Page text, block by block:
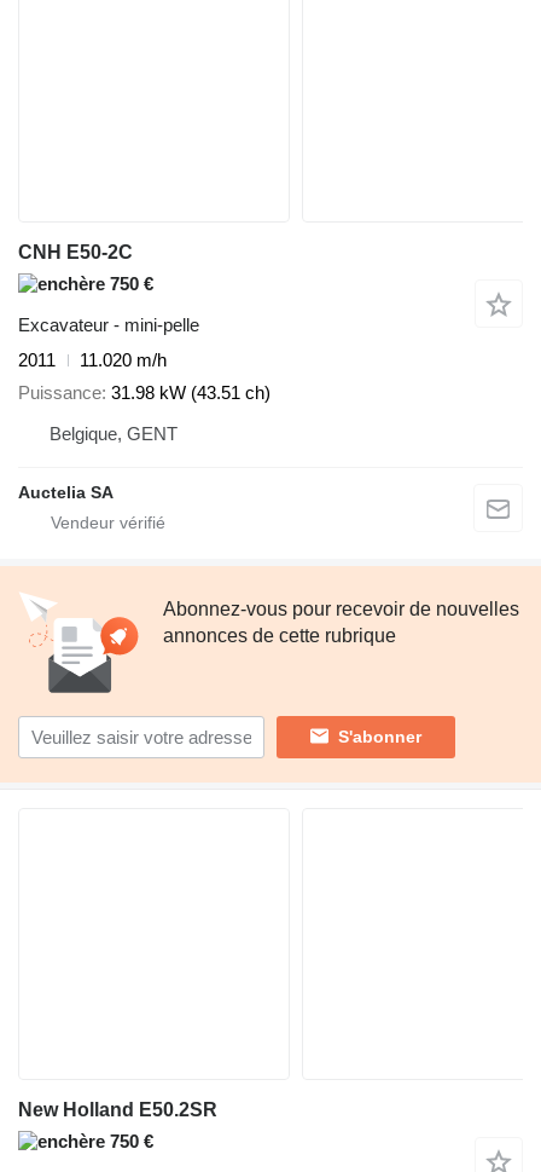
CNH E50-2C
750 €
Excavateur - mini-pelle
2011
11.020 m/h
Puissance 31.98 kW (43.51 ch)
Belgique, GENT
Auctelia SA
Abonnez-vous pour recevoir de nouvelles
annonces de cette rubrique
S'abonner
New Holland E50.2SR
750 €